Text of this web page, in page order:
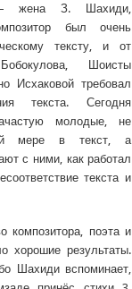
жена З. Шахиди,
был очень
тексту, и от
Шоисты
Исхаковой требовал
текста. Сегодня
молодые, не
мере в текст, а
с ними, как работал
текста и
композитора, поэта и
хорошие результаты.
Шахиди вспоминает,